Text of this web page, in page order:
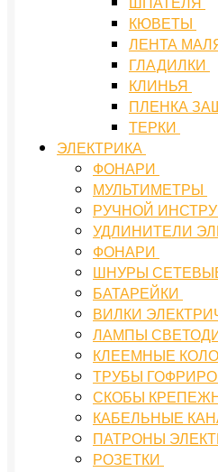
КЮВЕТЫ
ЛЕНТА
ГЛАДИЛКИ
КЛИНЬЯ
ПЛЕНКА
ТЕРКИ
ЭЛЕКТРИКА
ФОНАРИ
МУЛЬТИМЕТРЫ
РУЧНОЙ
УДЛИНИТЕЛИ
ФОНАРИ
ШНУРЫ
БАТАРЕЙКИ
ВИЛКИ
ЛАМПЫ
КЛЕЕМНЫЕ
ТРУБЫ
СКОБЫ
КАБЕЛЬНЫЕ
ПАТРОНЫ
РОЗЕТКИ